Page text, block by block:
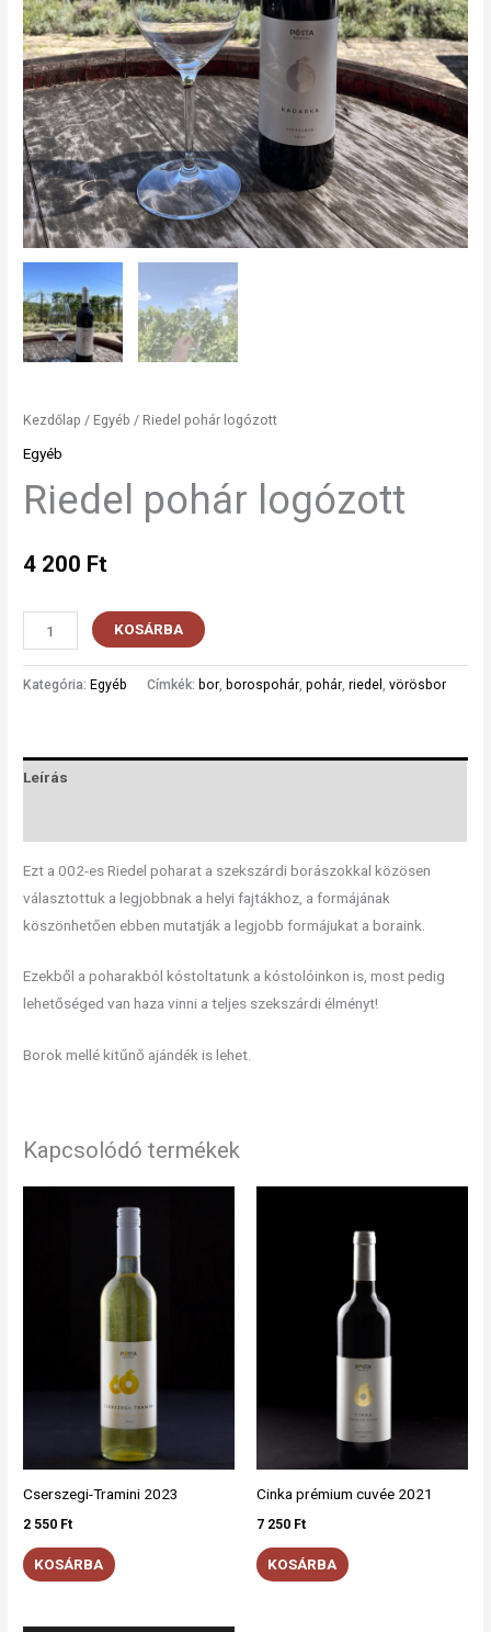
Kezdőlap / Egyéb / Riedel pohár logózott
Egyéb
Riedel pohár logózott
4 200 Ft
KOSÁRBA
Kategória:Egyéb Címkék: bor, borospohár,pohár,riedel,vörösbor
Leírás
Ezt a 002-es Riedel poharat a szekszárdi borászokkal közösen
választottuk a legjobbnak a helyi fajtákhoz, a formájának
köszönhetően ebben mutatják a legjobb formájukat a boraink.
Ezekből a poharakból kóstoltatunk a kóstolóinkon is, most pedig
lehetőséged van haza vinni a teljes szekszárdi élményt!
Borok mellé kitűnő ajándék is lehet.
Kapcsolódó termékek
Cserszegi-Tramini 2023
2 550 Ft
KOSÁRBA
Cinka prémium cuvée 2021
7 250 Ft
KOSÁRBA